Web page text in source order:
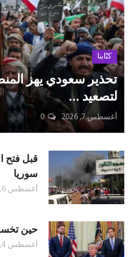
كتّابنا
تحذير سعودي يهز
لتصعيد ...
أغسطس 7, 2026 0
قبل فتح
سوريا
أغسطس 6, 2026
حين
أغسطس 4, 2026